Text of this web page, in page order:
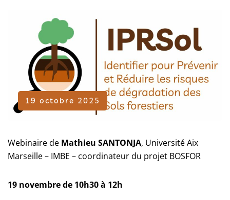
19 octobre 2025
Webinaire de Mathieu SANTONJA, Université Aix
Marseille – IMBE – coordinateur du projet BOSFOR
19 novembre de 10h30 à 12h